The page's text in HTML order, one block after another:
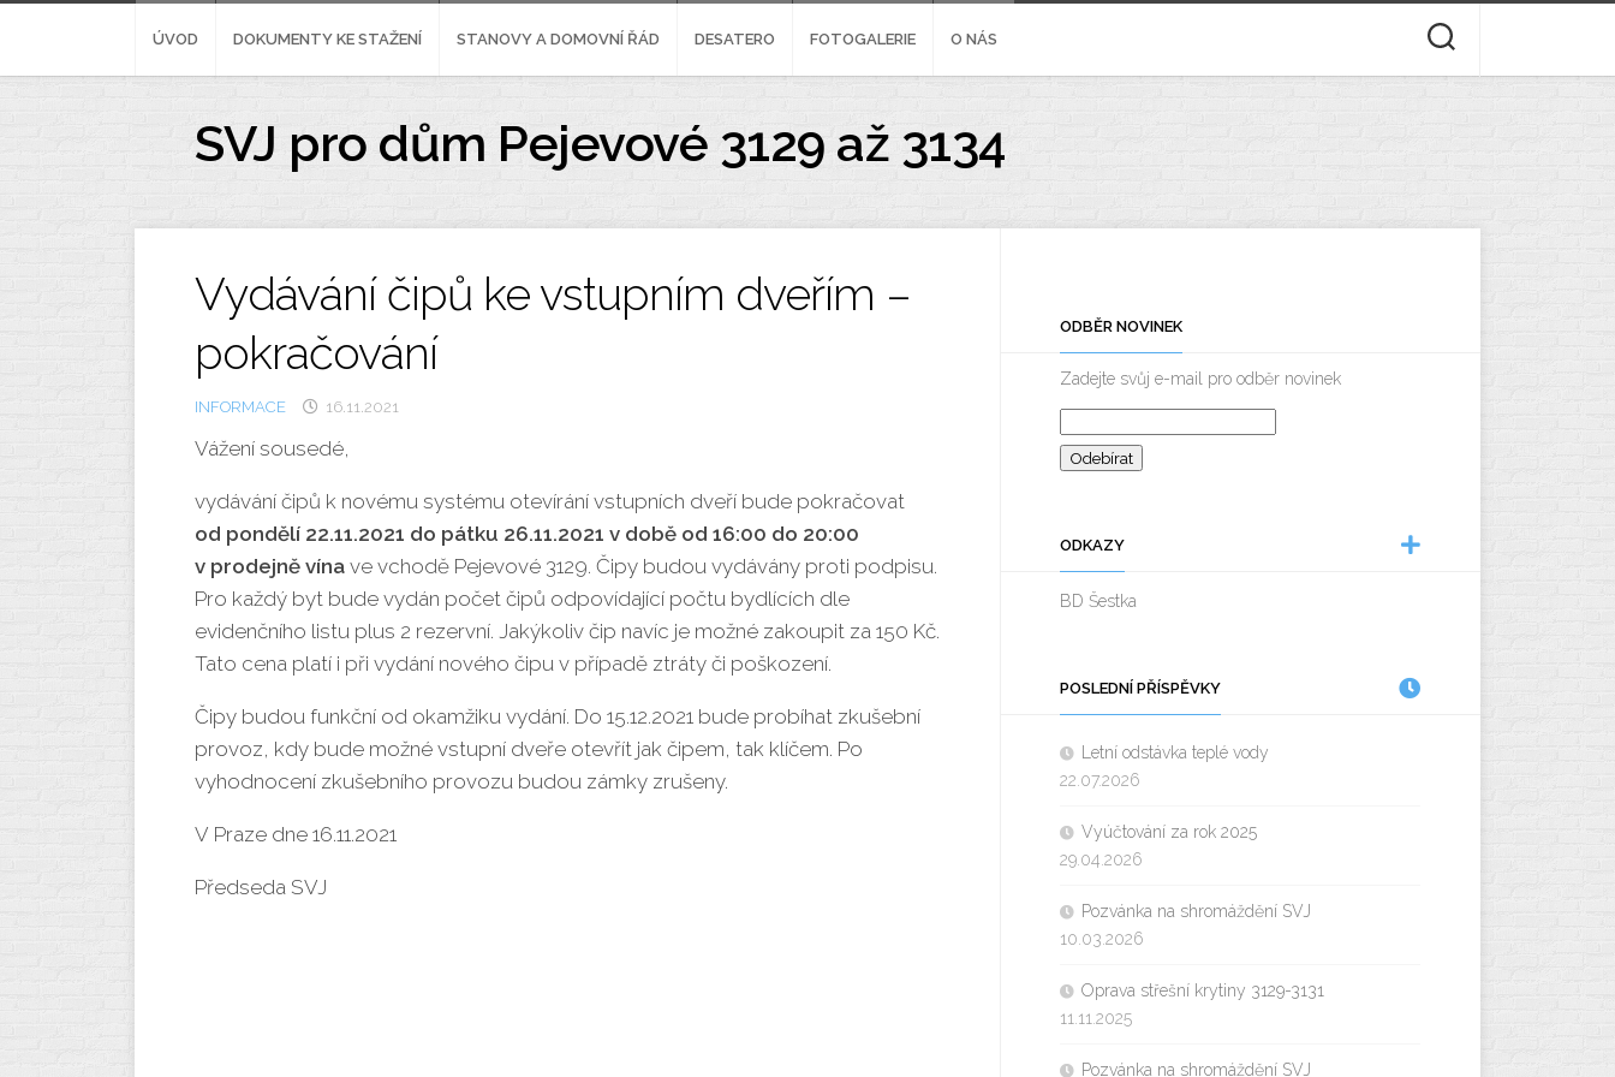
ÚVOD DOKUMENTY KE STAŽENÍ STANOVY A DOMOVNÍ ŘÁD DESATERO FOTOGALERIE O NÁS
SVJ pro dům Pejevové 3129 až 3134
Vydávání čipů ke vstupním dveřím –
pokračování
INFORMACE 16.11.2021
Vážení sousedé,
vydávání čipů k novému systému otevírání vstupních dveří bude pokračovat
od pondělí 22.11.2021 do pátku 26.11.2021 v době od 16:00 do 20:00
v prodejně vína ve vchodě Pejevové 3129. Čipy budou vydávány proti podpisu.
Pro každý byt bude vydán počet čipů odpovídající počtu bydlících dle
evidenčního listu plus 2 rezervní. Jakýkoliv čip navíc je možné zakoupit za 150 Kč.
Tato cena platí i při vydání nového čipu v případě ztráty či poškození.
Čipy budou funkční od okamžiku vydání. Do 15.12.2021 bude probíhat zkušební
provoz, kdy bude možné vstupní dveře otevřít jak čipem, tak klíčem. Po
vyhodnocení zkušebního provozu budou zámky zrušeny.
V Praze dne 16.11.2021
Předseda SVJ
ODBĚR NOVINEK
Zadejte svůj e-mail pro odběr novinek
ODKAZY
BD Šestka
POSLEDNÍ PŘÍSPĚVKY
Letní odstávka teplé vody
22.07.2026
Vyúčtování za rok 2025
29.04.2026
Pozvánka na shromáždění SVJ
10.03.2026
Oprava střešní krytiny 3129-3131
11.11.2025
Pozvánka na shromáždění SVJ